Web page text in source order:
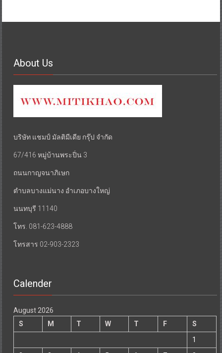
About Us
บริษัท แชมป์ มัลติมีเดีย กรุ๊ป จำกัด
67/416 หมู่บ้านพระปิ่น 3
ถนนกาญจนาภิเษก
ตำบลบางแม่นาง อำเภอบางใหญ่
นนทบุรี 11140
โทร. 081-623-4888
โทรสาร 02-903-2323
Calender
August 2026
S
M T W T F
S
1